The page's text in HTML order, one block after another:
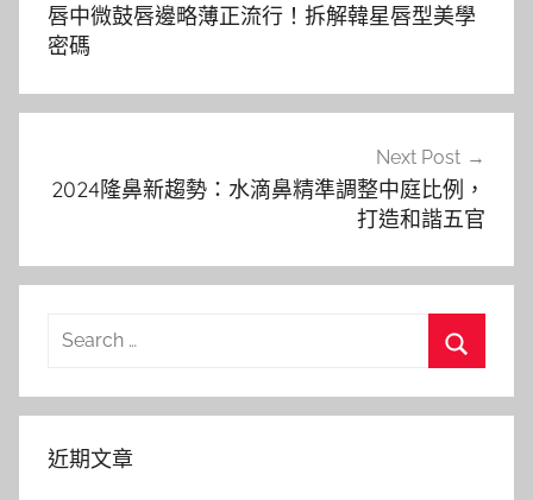
覽
唇中微鼓唇邊略薄正流行！拆解韓星唇型美學
密碼
Next Post
2024隆鼻新趨勢：水滴鼻精準調整中庭比例，
打造和諧五官
Search
近期文章